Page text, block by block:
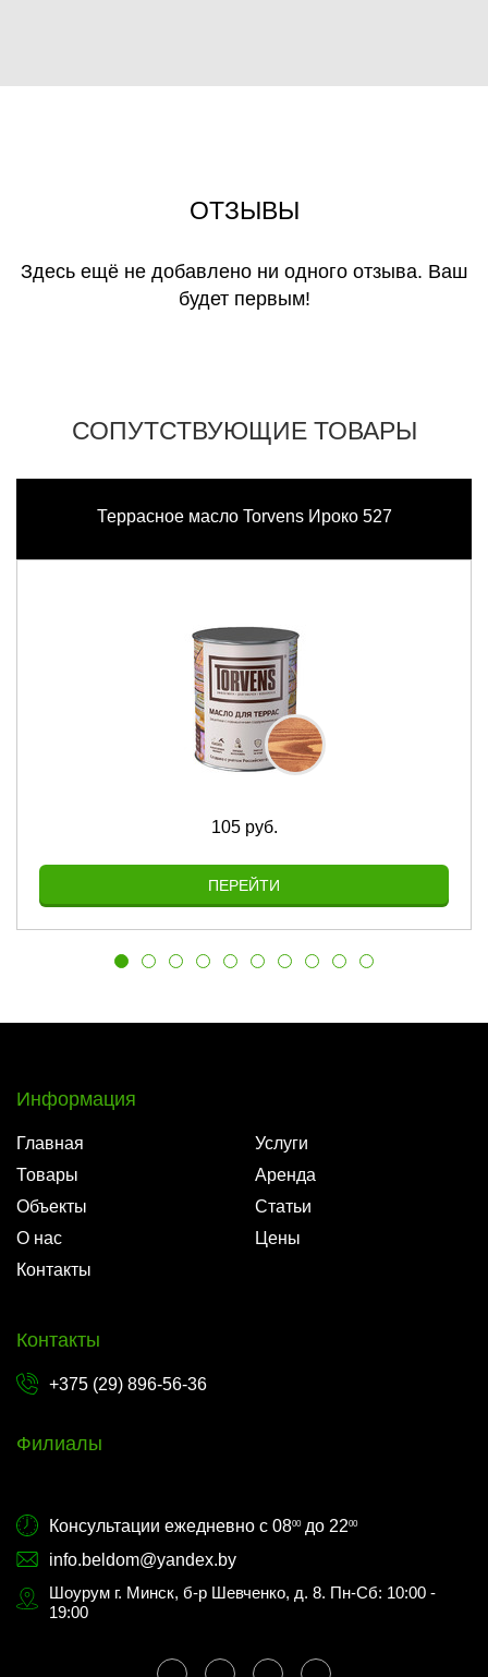
ОТЗЫВЫ
Здесь ещё не добавлено ни одного отзыва. Ваш
будет первым!
СОПУТСТВУЮЩИЕ ТОВАРЫ
Террасное масло Torvens Ироко 527
105 руб.
ПЕРЕЙТИ
Информация
Главная
Услуги
Товары
Аренда
Объекты
Статьи
О нас
Цены
Контакты
Контакты
+375 (29) 896-56-36
Филиалы
Консультации ежедневно с 0800до 2200
info.beldom@yandex.by
Шоурум г. Минск, б-р Шевченко, д. 8. Пн-Сб: 10:00 -
19:00